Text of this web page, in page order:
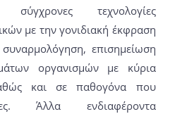
τεχνολογίες
με την γονιδιακή έκφραση
επισημείωση
οργανισμών με κύρια
και σε παθογόνα που
Άλλα ενδιαφέροντα